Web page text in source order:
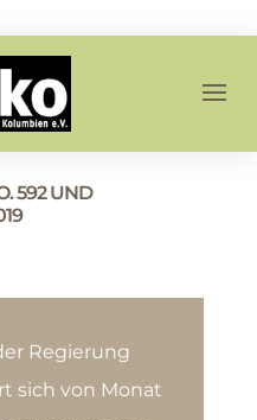
592 UND
Regierung
sich von Monat